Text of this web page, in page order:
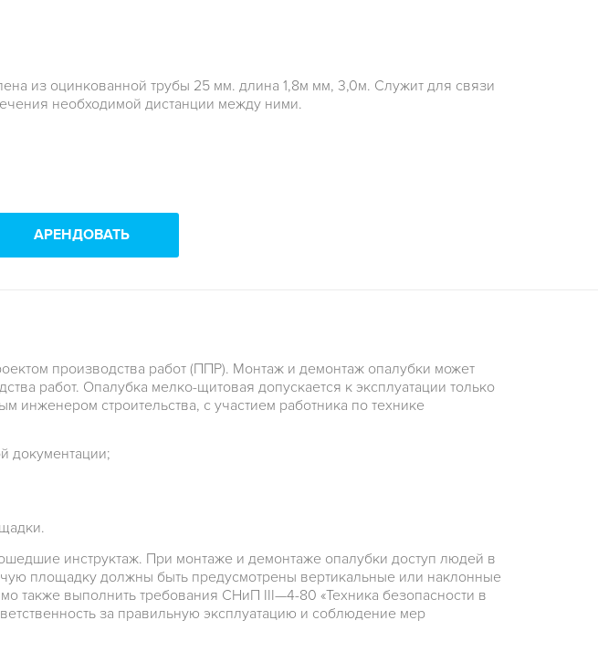
из оцинкованной трубы 25 мм. длина 1,8м мм, 3,0м. Служит для связи
необходимой дистанции между ними.
АРЕНДОВАТЬ
производства работ (ППР). Монтаж и демонтаж опалубки может
работ. Опалубка мелко-щитовая допускается к эксплуатации только
инженером строительства, с участием работника по технике
документации;
инструктаж. При монтаже и демонтаже опалубки доступ людей в
площадку должны быть предусмотрены вертикальные или наклонные
также выполнить требования СНиП III—4-80 «Техника безопасности в
за правильную эксплуатацию и соблюдение мер